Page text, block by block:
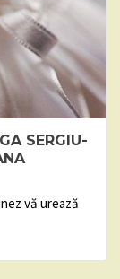
SERGIU-
vă urează